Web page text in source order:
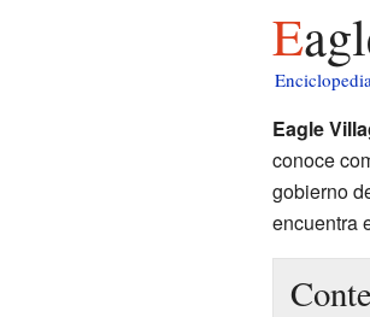
Eagle
conoce
gobierno
encuentra